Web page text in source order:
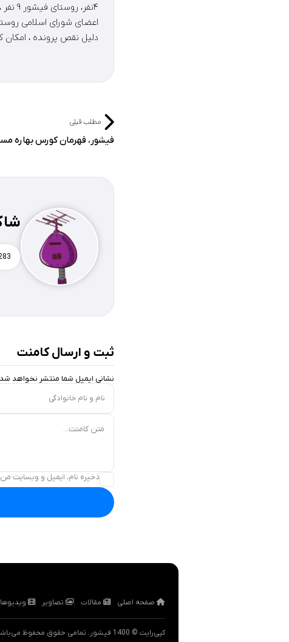
دلیل نقص پرونده ، امکان
مطلب قبلی
فیشور، قهرمان کورس بهاره
ثبت و ارسال کامنت
نشانی ایمیل شما منتشر نخواهد
نام و نام خانوادگی
متن کامنت...
ذخیره نام، ایمیل و وبسایت
صفحه اصلی مقالات تصاویر ویدیوها
کپی‌رایت © 1400 فیشور. تمامی حقوق محفوظ می‌باشد.